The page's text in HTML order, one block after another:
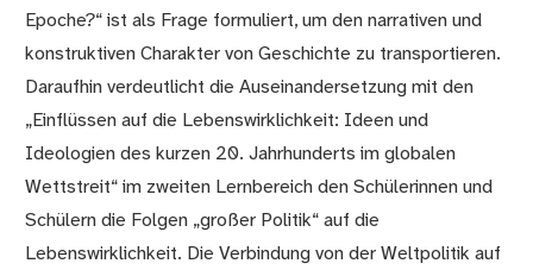
Epoche?“ ist als Frage formuliert, um den narrativen und
konstruktiven Charakter von Geschichte zu transportieren.
Daraufhin verdeutlicht die Auseinandersetzung mit den
„Einflüssen auf die Lebenswirklichkeit: Ideen und
Ideologien des kurzen 20. Jahrhunderts im globalen
Wettstreit“ im zweiten Lernbereich den Schülerinnen und
Schülern die Folgen „großer Politik“ auf die
Lebenswirklichkeit. Die Verbindung von der Weltpolitik auf